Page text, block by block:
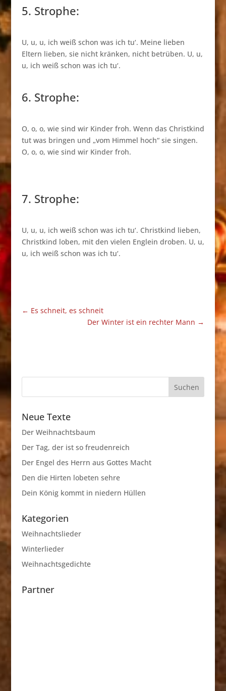
5. Strophe:
U, u, u, ich weiß schon was ich tu‘. Meine lieben
Eltern lieben, sie nicht kränken, nicht betrüben. U, u,
u, ich weiß schon was ich tu‘.
6. Strophe:
O, o, o, wie sind wir Kinder froh. Wenn das Christkind
tut was bringen und „vom Himmel hoch“ sie singen.
O, o, o, wie sind wir Kinder froh.
7. Strophe:
U, u, u, ich weiß schon was ich tu‘. Christkind lieben,
Christkind loben, mit den vielen Englein droben. U, u,
u, ich weiß schon was ich tu‘.
← Es schneit, es schneit
Der Winter ist ein rechter Mann →
Neue Texte
Der Weihnachtsbaum
Der Tag, der ist so freudenreich
Der Engel des Herrn aus Gottes Macht
Den die Hirten lobeten sehre
Dein König kommt in niedern Hüllen
Kategorien
Weihnachtslieder
Winterlieder
Weihnachtsgedichte
Partner